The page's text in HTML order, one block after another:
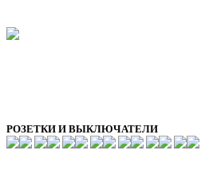
РОЗЕТКИ И ВЫКЛЮЧАТЕЛИ